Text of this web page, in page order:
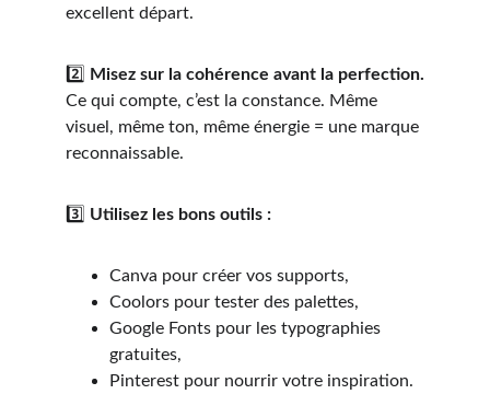
excellent départ.
2️⃣
Misez sur la cohérence avant la perfection.
Ce qui compte, c’est la constance. Même
visuel, même ton, même énergie = une marque
reconnaissable.
3️⃣ Utilisez les bons outils :
Canva pour créer vos supports,
Coolors pour tester des palettes,
Google Fonts pour les typographies
gratuites,
Pinterest pour nourrir votre inspiration.